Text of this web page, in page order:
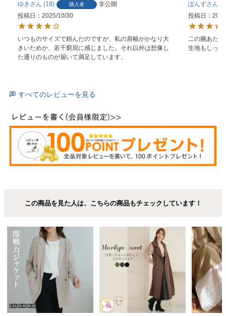
ゆき 18 購入者
非公開
投稿日
2025/10/30
いつものサイズで頼んだのですが、私の肩幅がかなり大
きいためか、若干窮屈に感じました。それ以外は想像し
た通りのものが届いて満足しています。
ぽんず
投稿日
二の腕あた
生地もしっ
すべてのレビューを見る
この商品を見た人は、こちらの商品もチェックしています！